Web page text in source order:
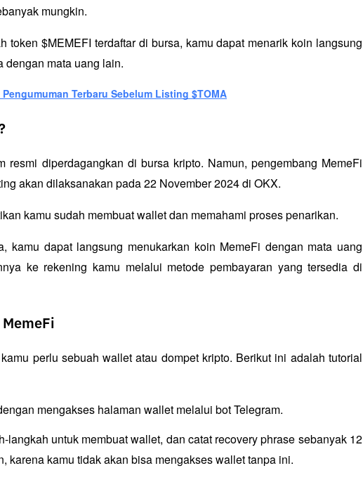
mungkin.
token $MEMEFI terdaftar di bursa, kamu dapat menarik koin langsung
dengan mata uang lain.
Terbaru Sebelum Listing $TOMA
resmi diperdagangkan di bursa kripto. Namun, pengembang MemeFi
akan dilaksanakan pada 22 November 2024 di OKX.
kamu sudah membuat wallet dan memahami proses penarikan.
kamu dapat langsung menukarkan koin MemeFi dengan mata uang
ke rekening kamu melalui metode pembayaran yang tersedia di
perlu sebuah wallet atau dompet kripto. Berikut ini adalah tutorial
mengakses halaman wallet melalui bot Telegram.
langkah untuk membuat wallet, dan catat recovery phrase sebanyak 12
karena kamu tidak akan bisa mengakses wallet tanpa ini.